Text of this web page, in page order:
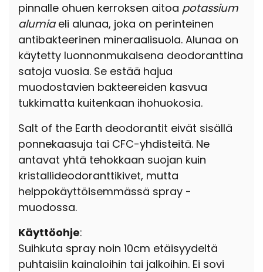
pinnalle ohuen kerroksen aitoa potassium
alumiaeli alunaa, joka on perinteinen
antibakteerinen mineraalisuola. Alunaa on
käytetty luonnonmukaisena deodoranttina
satoja vuosia. Se estää hajua
muodostavien bakteereiden kasvua
tukkimatta kuitenkaan ihohuokosia.
Salt of the Earth deodorantit eivät sisällä
ponnekaasuja tai CFC-yhdisteitä. Ne
antavat yhtä tehokkaan suojan kuin
kristallideodoranttikivet, mutta
helppokäyttöisemmässä spray -
muodossa.
Käyttöohje:
Suihkuta spray noin 10cm etäisyydeltä
puhtaisiin kainaloihin tai jalkoihin. Ei sovi